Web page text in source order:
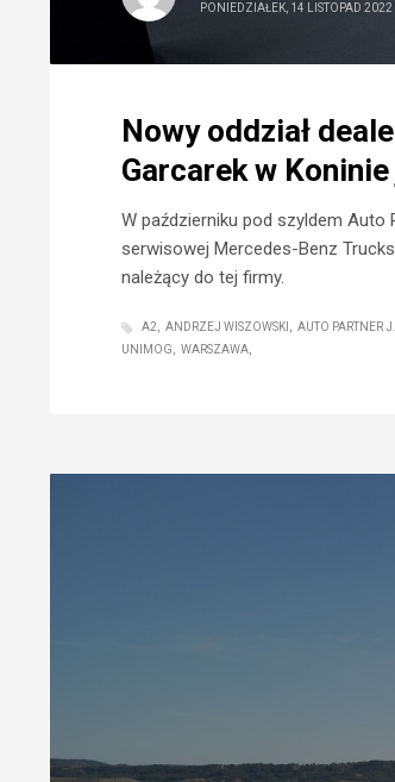
PONIEDZIAŁEK, 14 LISTOPAD 2022
Nowy oddział
Garcarek w Koninie
W październiku pod szyldem Auto
serwisowej Mercedes-Benz
należący do tej firmy.
A2 ANDRZEJ WISZOWSKI AUTO PARTNER
UNIMOG
WARSZAWA